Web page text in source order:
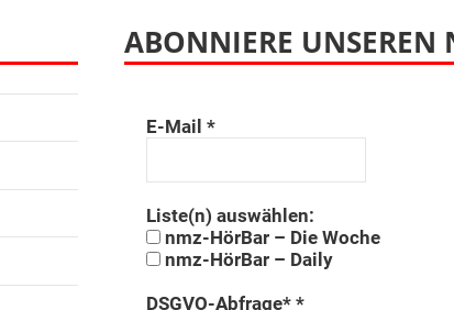
ABONNIERE UNSEREN
E-Mail*
Liste(n) auswählen:
nmz-HörBar – Die Woche
nmz-HörBar – Daily
DSGVO-Abfrage**